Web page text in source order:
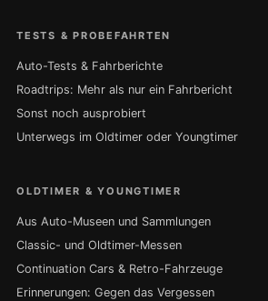
TESTS & PROBEFAHRTEN
Auto-Tests & Fahrberichte
Roadtrips: Mehr als nur ein Fahrbericht
Sonst noch ausprobiert
Unterwegs im Oldtimer oder Youngtimer
OLDTIMER & YOUNGTIMER
Aus Auto-Museen und Sammlungen
Classic- und Oldtimer-Messen
Continuation Cars & Retro-Fahrzeuge
Erinnerungen: Gegen das Vergessen